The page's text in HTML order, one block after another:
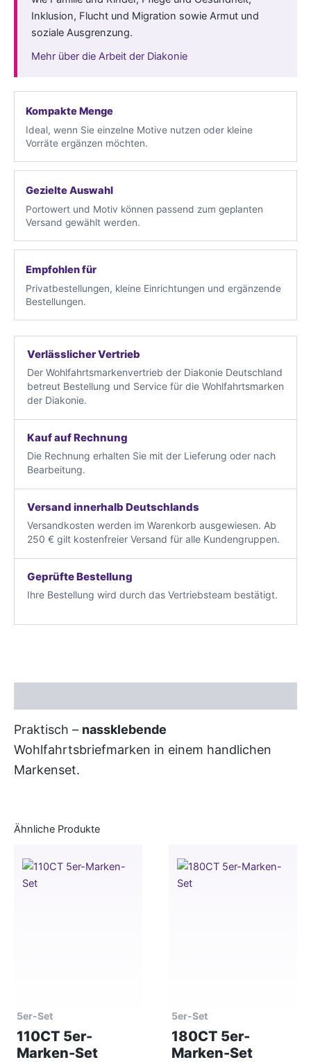
Inklusion, Flucht und Migration sowie Armut und
soziale Ausgrenzung.
Mehr über die Arbeit der Diakonie
Kompakte Menge
Ideal, wenn Sie einzelne Motive nutzen oder kleine
Vorräte ergänzen möchten.
Gezielte Auswahl
Portowert und Motiv können passend zum geplanten
Versand gewählt werden.
Empfohlen für
Privatbestellungen, kleine Einrichtungen und ergänzende
Bestellungen.
Verlässlicher Vertrieb
Der Wohlfahrtsmarkenvertrieb der Diakonie Deutschland
betreut Bestellung und Service für die Wohlfahrtsmarken
der Diakonie.
Kauf auf Rechnung
Die Rechnung erhalten Sie mit der Lieferung oder nach
Bearbeitung.
Versand innerhalb Deutschlands
Versandkosten werden im Warenkorb ausgewiesen. Ab
250 € gilt kostenfreier Versand für alle Kundengruppen.
Geprüfte Bestellung
Ihre Bestellung wird durch das Vertriebsteam bestätigt.
Praktisch – nassklebende
Wohlfahrtsbriefmarken in einem handlichen
Markenset.
Ähnliche Produkte
5er-Set
110CT 5er-
Marken-Set
5er-Set
180CT 5er-
Marken-Set